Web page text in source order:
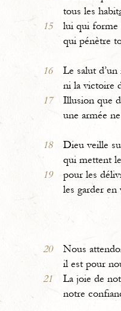
tous les habit
15
lui qui
qui pénètre
16 Le salut d’un
ni la victoire
17
Illusion que
une armée
18 Dieu veille
qui mettent
19
pour les
les garder en
20 Nous
il est pour
21
La joie de
notre